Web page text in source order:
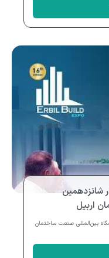
شانزدهمین
اربیل
بین‌المللی صنعت ساختمان